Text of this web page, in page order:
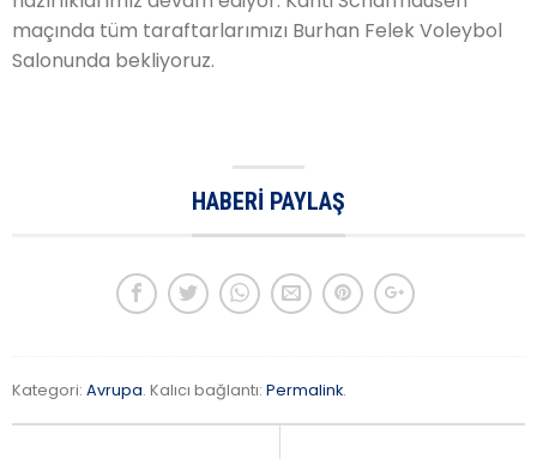
maçında tüm taraftarlarımızı Burhan Felek Voleybol
Salonunda bekliyoruz.
HABERI PAYLAŞ
Kategori: Avrupa. Kalıcı bağlantı: Permalink.